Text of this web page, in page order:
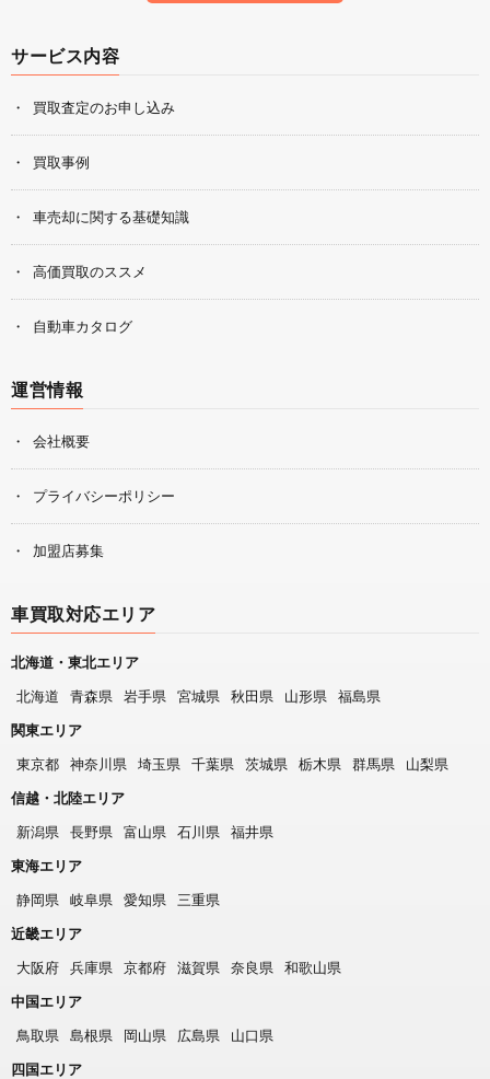
サービス内容
買取査定のお申し込み
買取事例
車売却に関する基礎知識
高価買取のススメ
自動車カタログ
運営情報
会社概要
プライバシーポリシー
加盟店募集
車買取対応エリア
北海道・東北エリア
北海道
青森県 岩手県 宮城県 秋田県 山形県
福島県
関東エリア
東京都
神奈川県 埼玉県 千葉県 茨城県 栃木県 群馬県
山梨県
信越・北陸エリア
新潟県
長野県 富山県 石川県
福井県
東海エリア
静岡県
岐阜県 愛知県
三重県
近畿エリア
大阪府
兵庫県 京都府 滋賀県 奈良県
和歌山県
中国エリア
鳥取県
島根県 岡山県 広島県
山口県
四国エリア